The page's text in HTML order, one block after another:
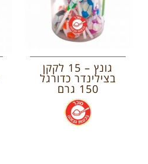
גונץ – 15 לקקן
בצילינדר כדורגל
150 גרם
.